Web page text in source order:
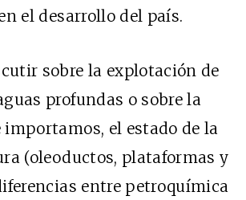
el desarrollo del país.
sobre la explotación de
profundas o sobre la
importamos, el estado de la
(oleoductos, plataformas y
entre petroquímica